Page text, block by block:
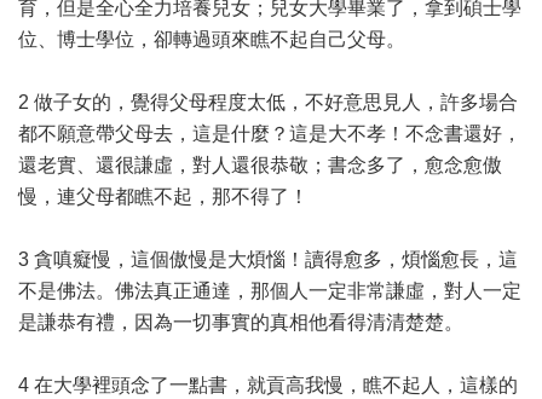
育，但是全心全力培養兒女；兒女大學畢業了，拿到碩士學
位、博士學位，卻轉過頭來瞧不起自己父母。
2 做子女的，覺得父母程度太低，不好意思見人，許多場合
都不願意帶父母去，這是什麼？這是大不孝！不念書還好，
還老實、還很謙虛，對人還很恭敬；書念多了，愈念愈傲
慢，連父母都瞧不起，那不得了！
3 貪嗔癡慢，這個傲慢是大煩惱！讀得愈多，煩惱愈長，這
不是佛法。佛法真正通達，那個人一定非常謙虛，對人一定
是謙恭有禮，因為一切事實的真相他看得清清楚楚。
4 在大學裡頭念了一點書，就貢高我慢，瞧不起人，這樣的